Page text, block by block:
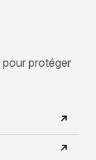
protéger
↗
↗